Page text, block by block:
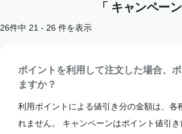
「 キャンペー
26件中 21 - 26 件を表示
ポイントを利用して注文した場合、
ますか？
利用ポイントによる値引き分の金額は、
れません。 キャンペーンはポイント値引き